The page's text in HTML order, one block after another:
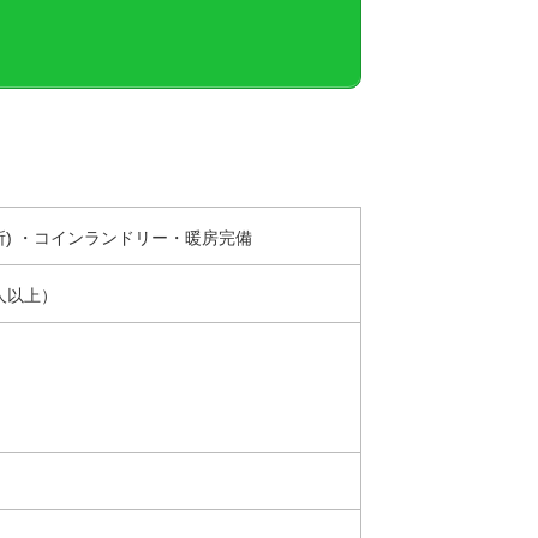
・コインランドリー・暖房完備
上）